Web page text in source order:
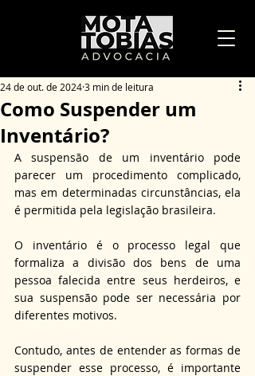
Como Suspender um
Inventário?
24 de out. de 20243 min de leitura
A suspensão de um inventário pode
parecer um procedimento complicado,
mas em determinadas circunstâncias, ela
é permitida pela legislação brasileira.
O inventário é o processo legal que
formaliza a divisão dos bens de uma
pessoa falecida entre seus herdeiros, e
sua suspensão pode ser necessária por
diferentes motivos.
Contudo, antes de entender as formas de
suspender esse processo, é importante